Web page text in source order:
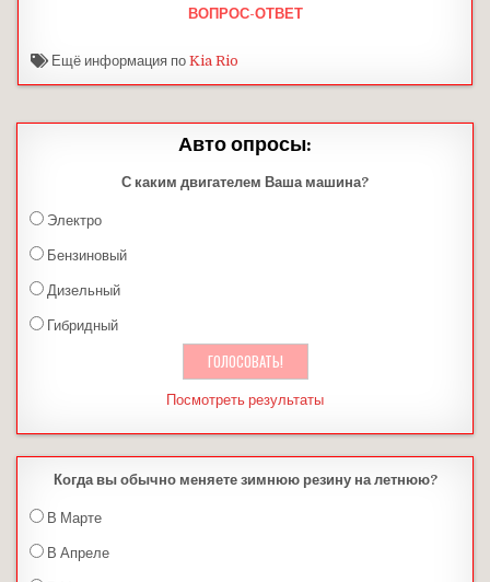
ВОПРОС-ОТВЕТ
Ещё информация поKia Rio
Авто опросы:
С каким двигателем Ваша машина?
Электро
Бензиновый
Дизельный
Гибридный
Посмотреть результаты
Когда вы обычно меняете зимнюю резину на летнюю?
В Марте
В Апреле